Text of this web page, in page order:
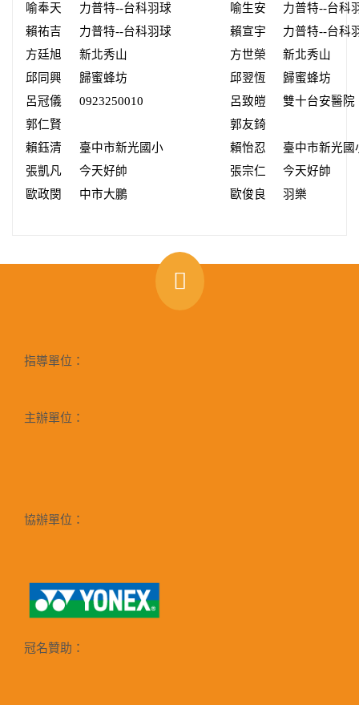
喻奉天
力普特--台科羽球 喻生安
力普特--台科
賴祐吉
力普特--台科羽球 賴宣宇
力普特--台科
方廷旭
新北秀山 方世榮
新北秀山
邱同興
歸蜜蜂坊 邱翌恆
歸蜜蜂坊
呂冠儀
0923250010 呂致皚
雙十台安醫院
郭仁賢
郭友錡
賴鈺清
臺中市新光國小 賴怡忍
臺中市新光國
張凱凡
今天好帥 張宗仁
今天好帥
歐政閔
中市大鵬 歐俊良 羽樂
指導單位：
主辦單位：
協辦單位：
冠名贊助：